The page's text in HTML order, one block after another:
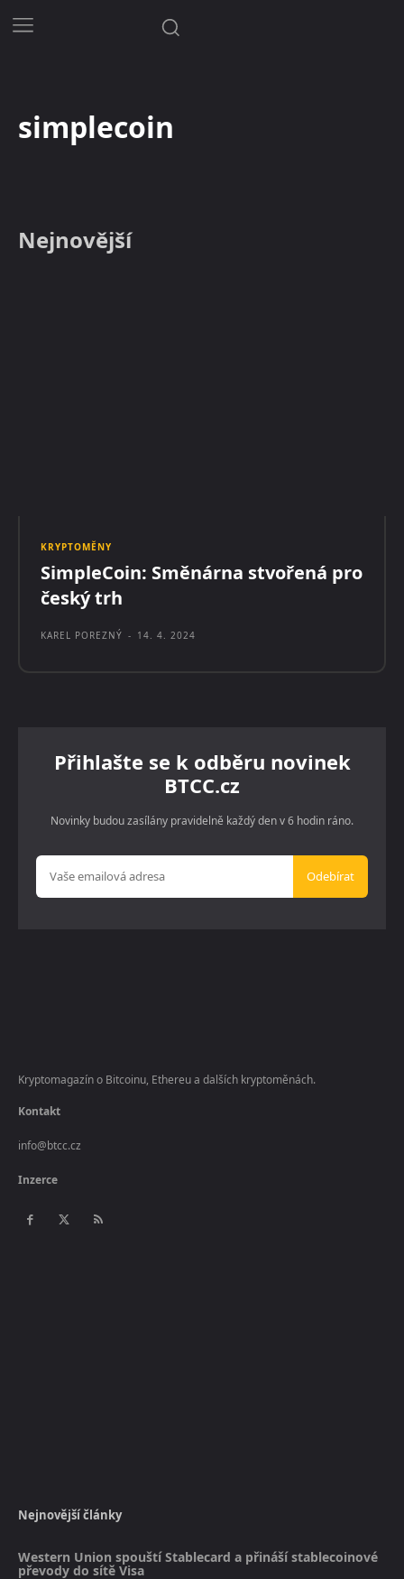
simplecoin
Nejnovější
KRYPTOMĚNY
SimpleCoin: Směnárna stvořená pro
český trh
KAREL POREZNÝ - 14. 4. 2024
Přihlašte se k odběru novinek
BTCC.cz
Novinky budou zasílány pravidelně každý den v 6 hodin ráno.
Odebírat
Kryptomagazín o Bitcoinu, Ethereu a dalších kryptoměnách.
Kontakt
info@btcc.cz
Inzerce
Nejnovější články
Western Union spouští Stablecard a přináší stablecoinové
převody do sítě Visa